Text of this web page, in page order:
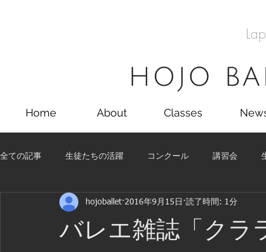
Home About Classes
全ての記事 生徒たちの活躍 コンクール 講習会
コンクール 講習会 舞台 生徒たちの
バレエ雑誌「クラ
hojoballet 2016年9月15日 読了時間: 1分